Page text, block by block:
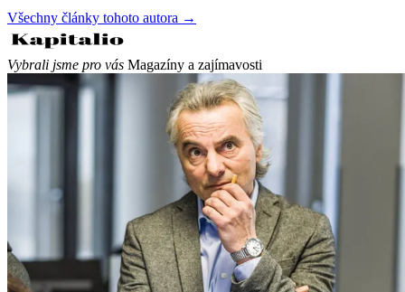
Všechny články tohoto autora →
Vybrali jsme pro vás Magazíny a zajímavosti